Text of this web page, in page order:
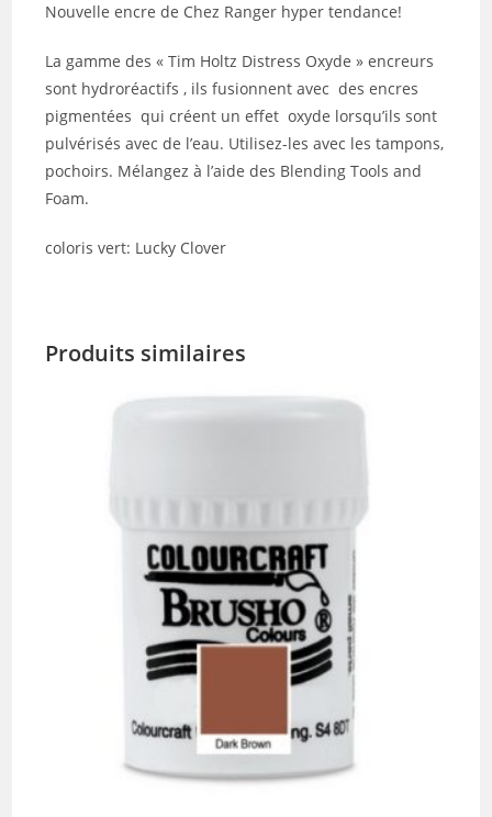
Nouvelle encre de Chez Ranger hyper tendance!
La gamme des « Tim Holtz Distress Oxyde » encreurs
sont hydroréactifs , ils fusionnent avec des encres
pigmentées qui créent un effet oxyde lorsqu’ils sont
pulvérisés avec de l’eau. Utilisez-les avec les tampons,
pochoirs. Mélangez à l’aide des Blending Tools and
Foam.
coloris vert: Lucky Clover
Produits similaires